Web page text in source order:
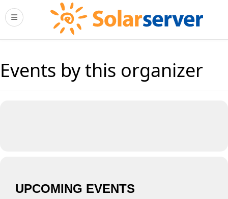
Events by this organizer
UPCOMING EVENTS